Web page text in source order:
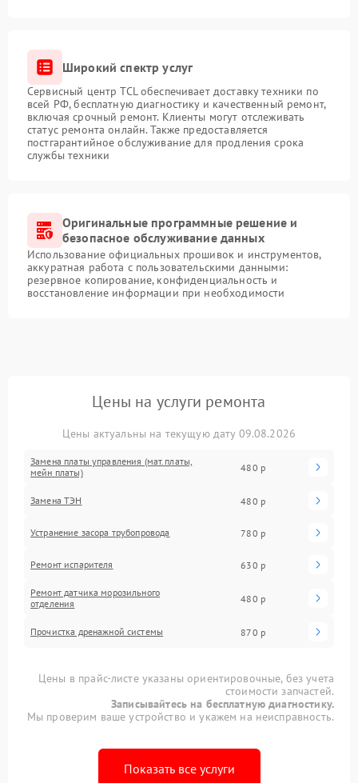
Широкий спектр услуг
Сервисный центр TCL обеспечивает доставку техники по
всей РФ, бесплатную диагностику и качественный ремонт,
включая срочный ремонт. Клиенты могут отслеживать
статус ремонта онлайн. Также предоставляется
постгарантийное обслуживание для продления срока
службы техники
Оригинальные программные решение и
безопасное обслуживание данных
Использование официальных прошивок и инструментов,
аккуратная работа с пользовательскими данными:
резервное копирование, конфиденциальность и
восстановление информации при необходимости
Цены на услуги ремонта
Цены актуальны на текущую дату 09.08.2026
Замена платы управления (мат.платы,
мейн платы)
480 р
Замена ТЭН 480 р
Устранение засора трубопровода 780 р
Ремонт испарителя 630 р
Ремонт датчика морозильного
отделения
480 р
Прочистка дренажной системы 870 р
Цены в прайс-листе указаны ориентировочные, без учета
стоимости запчастей.
Записывайтесь на бесплатную диагностику.
Мы проверим ваше устройство и укажем на неисправность.
Показать все услуги